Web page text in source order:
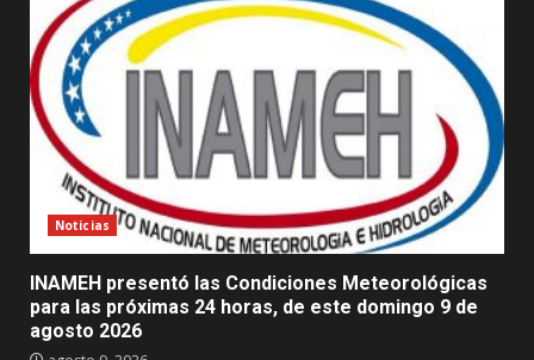
Noticias
INAMEH presentó las Condiciones Meteorológicas
para las próximas 24 horas, de este domingo 9 de
agosto 2026